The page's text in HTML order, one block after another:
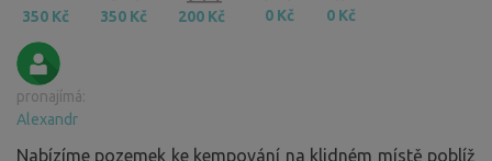
350 Kč 350 Kč 200 Kč 0 Kč 0 Kč
pronajímá:
Alexandr
Nabízíme pozemek ke kempování na klidném místě poblíž